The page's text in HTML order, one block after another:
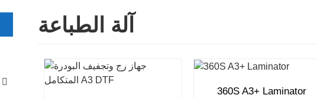
آلة الطباعة
360S A3+ Laminator